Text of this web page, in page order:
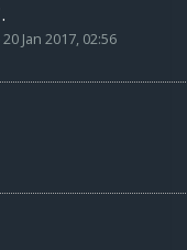
20 Jan 2017, 02:56